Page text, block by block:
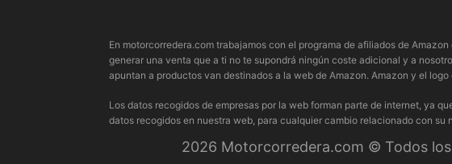
En motorcorredera.com trabajamos con el programa de afiliados de
generar una venta que a ti no te supondrá ningún coste adicional y a
apuntan a productos van destinados a la web de Amazon. Amazon y el
Los datos recogidos de empresas por la web forman parte de internet, ya
datos recogidos en nuestra web, para cualquier cambio relacionado con su
2026 Motorcorredera.com © Todos